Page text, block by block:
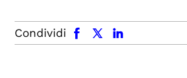
Condividi
facebook x.com linkedin